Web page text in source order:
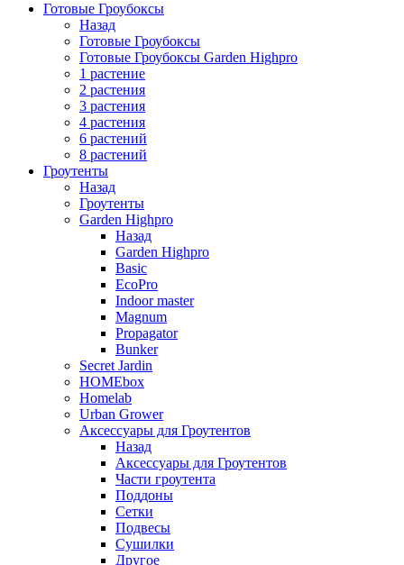
Готовые Гроубоксы
Назад
Готовые Гроубоксы
Готовые Гроубоксы Garden Highpro
1 растение
2 растения
3 растения
4 растения
6 растений
8 растений
Гроутенты
Назад
Гроутенты
Garden Highpro
Назад
Garden Highpro
Basic
EcoPro
Indoor master
Magnum
Propagator
Bunker
Secret Jardin
HOMEbox
Homelab
Urban Grower
Аксессуары для Гроутентов
Назад
Аксессуары для Гроутентов
Части гроутента
Поддоны
Сетки
Подвесы
Сушилки
Другое